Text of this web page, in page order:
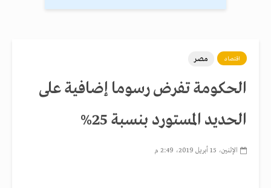
اقتصاد مصر
الحكومة تفرض رسوما إضافية على
الحديد المستورد بنسبة 25%
الإثنين، 15 أبريل 2019، 2:49 م